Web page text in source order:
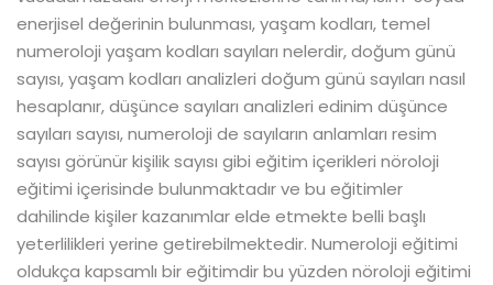
enerjisel değerinin bulunması, yaşam kodları, temel
numeroloji yaşam kodları sayıları nelerdir, doğum günü
sayısı, yaşam kodları analizleri doğum günü sayıları nasıl
hesaplanır, düşünce sayıları analizleri edinim düşünce
sayıları sayısı, numeroloji de sayıların anlamları resim
sayısı görünür kişilik sayısı gibi eğitim içerikleri nöroloji
eğitimi içerisinde bulunmaktadır ve bu eğitimler
dahilinde kişiler kazanımlar elde etmekte belli başlı
yeterlilikleri yerine getirebilmektedir. Numeroloji eğitimi
oldukça kapsamlı bir eğitimdir bu yüzden nöroloji eğitimi